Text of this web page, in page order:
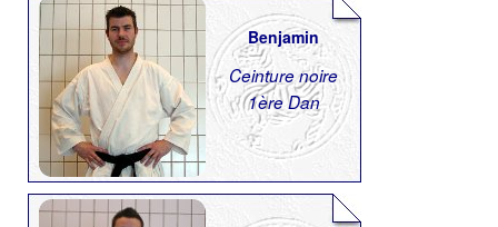
Benjamin
Ceinture noire
1ère Dan